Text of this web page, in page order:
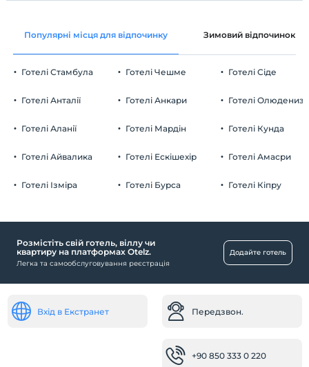
Популярні місця для відпочинку Зимовий відпочинок
Готелі Стамбула
Готелі Анталії
Готелі Аланії
Готелі Айвалика
Готелі Ізміра
Готелі Чешме
Готелі Анкари
Готелі Мардін
Готелі Ескішехір
Готелі Бурса
Готелі Сіде
Готелі Олюдениза
Готелі Кунда
Готелі Амасри
Готелі Кіпру
Розмістіть свій готель, віллу чи
квартиру на платформах Otelz.
Легка та самообслуговування реєстрація
Додайте готель
Вхід в Екстранет Передзвон.
+90 850 333 0 220